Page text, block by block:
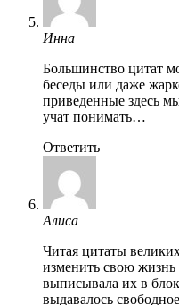
Инна
Большинство цитат
беседы или даже
приведенные здесь
учат понимать…
Ответить
Алиса
Читая цитаты
изменить свою
выписывала их в
выдавалось